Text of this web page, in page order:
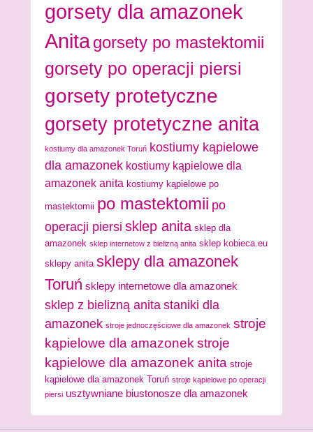
gorsety dla amazonek
Anitagorsety po mastektomii
gorsety po operacji piersi
gorsety protetyczne
gorsety protetyczne anita
kostiumy dla amazonek Toruń kostiumy kąpielowe
dla amazonek kostiumy kąpielowe dla
amazonek anita kostiumy kąpielowe po
mastektomii po mastektomii po
operacji piersi sklep anita sklep dla
amazonek sklep internetow z bielizną anita sklep kobieca.eu
sklepy anita sklepy dla amazonek
Toruń sklepy internetowe dla amazonek
sklep z bielizną anita staniki dla
amazonek stroje jednoczęściowe dla amazonek stroje
kąpielowe dla amazonekstroje
kąpielowe dla amazonek anita stroje
kąpielowe dla amazonek Toruń stroje kąpielowe po operacji
piersi usztywniane biustonosze dla amazonek